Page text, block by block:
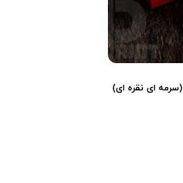
فندک گازی برند S.T Dupont (سرمه ای نقره ای)